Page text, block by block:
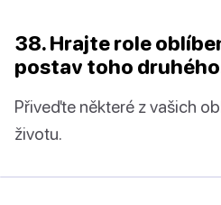
38. Hrajte role
postav toho
Přiveďte některé z vašich
životu.